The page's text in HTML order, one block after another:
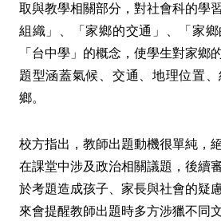
取與教學相關部分，對社會科的學
組織」、「家鄉的交通」、「家
「台中學」的概念，使學生對家鄉
題型涵蓋氣候、交通、地理位置
鄉。
校方指出，教師出題動機很單純，
在課堂中涉及政治相關議題，後續
於考題造成孩子、家長與社會的疑
來會提醒教師出題時多方涉獵不同